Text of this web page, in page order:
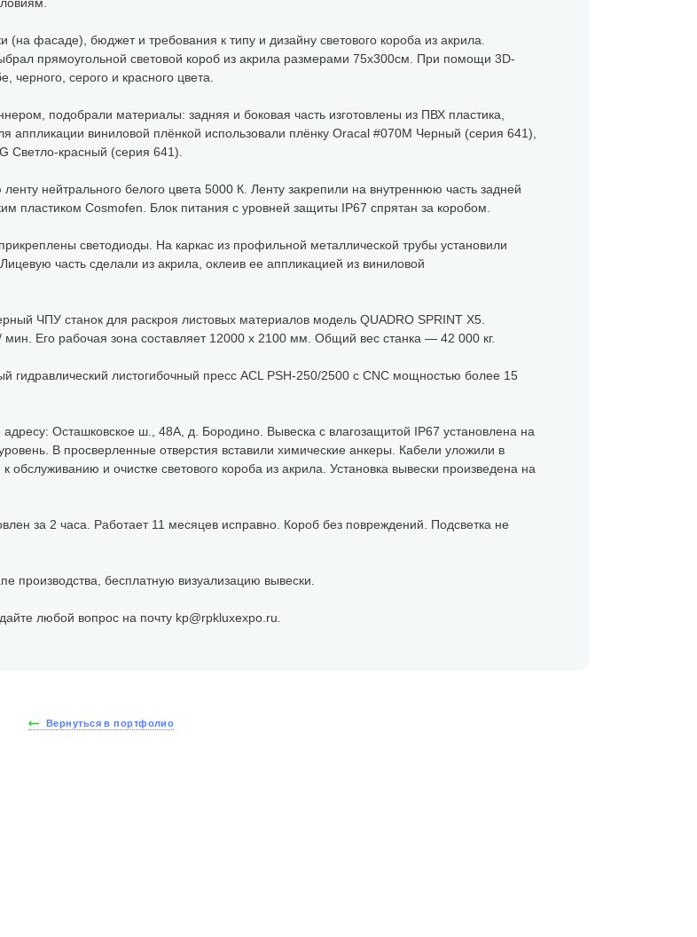
(на фасаде), бюджет и требования к типу и дизайну светового короба из акрила.
прямоугольной световой короб из акрила размерами 75х300см. При помощи 3D-
черного, серого и красного цвета.
подобрали материалы: задняя и боковая часть изготовлены из ПВХ пластика,
аппликации виниловой плёнкой использовали плёнку Oracal #070M Черный (серия 641),
Светло-красный (серия 641).
нейтрального белого цвета 5000 К. Ленту закрепили на внутреннюю часть задней
пластиком Cosmofen. Блок питания с уровней защиты IP67 спрятан за коробом.
светодиоды. На каркас из профильной металлической трубы установили
часть сделали из акрила, оклеив ее аппликацией из виниловой
ЧПУ станок для раскроя листовых материалов модель QUADRO SPRINT X5.
Его рабочая зона составляет 12000 х 2100 мм. Общий вес станка — 42 000 кг.
гидравлический листогибочный пресс ACL PSH-250/2500 с CNC мощностью более 15
адресу: Осташковское ш., 48А, д. Бородино. Вывеска с влагозащитой IP67 установлена на
В просверленные отверстия вставили химические анкеры. Кабели уложили в
обслуживанию и очистке светового короба из акрила. Установка вывески произведена на
за 2 часа. Работает 11 месяцев исправно. Короб без повреждений. Подсветка не
производства, бесплатную визуализацию вывески.
любой вопрос на почту kp@rpkluxexpo.ru.
Вернуться в портфолио